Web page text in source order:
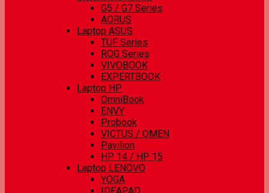
G5 / G7 Series
AORUS
Laptop ASUS
TUF Series
ROG Series
VIVOBOOK
EXPERTBOOK
Laptop HP
OmniBook
ENVY
Probook
VICTUS / OMEN
Pavilion
HP 14 / HP 15
Laptop LENOVO
YOGA